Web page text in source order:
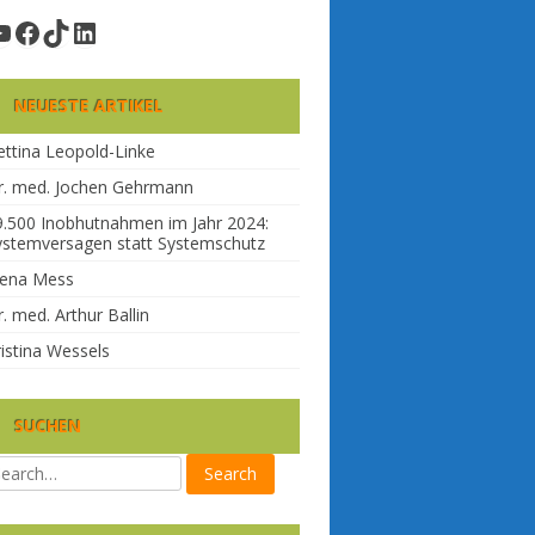
Facebook
TikTok
LinkedIn
NEUESTE ARTIKEL
Leopold-Linke
med. Jochen Gehrmann
Inobhutnahmen im Jahr 2024:
statt Systemschutz
Mess
med. Arthur Ballin
Wessels
SUCHEN